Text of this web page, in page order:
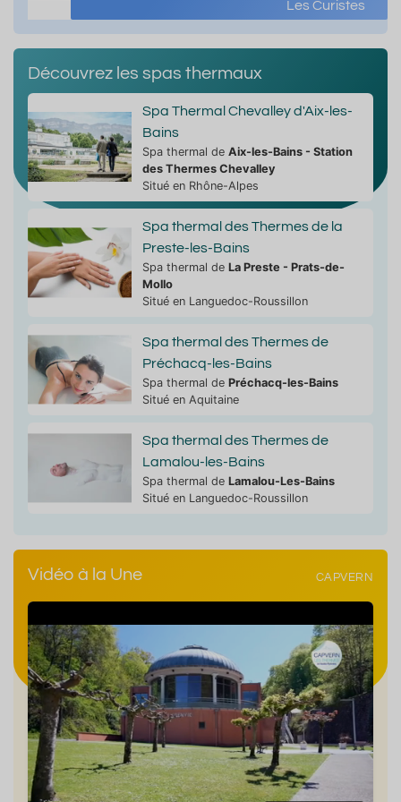
27.5°C 24.9°C
renseignée
20.8°C
Insuffisance veineuse Jambes lourdes
La mini cure thermale en double
orientation : phlébologie et rhumatologie
Les Curistes
Découvrez les spas thermaux
Spa Thermal Chevalley d'Aix-les-
Bains
Spa thermal de Aix-les-Bains - Station
des Thermes Chevalley
Situé en Rhône-Alpes
Spa thermal des Thermes de la
Preste-les-Bains
Spa thermal de La Preste - Prats-de-
Mollo
Situé en Languedoc-Roussillon
Spa thermal des Thermes de
Préchacq-les-Bains
Spa thermal de Préchacq-les-Bains
Situé en Aquitaine
Spa thermal des Thermes de
Lamalou-les-Bains
Spa thermal de Lamalou-Les-Bains
Situé en Languedoc-Roussillon
Vidéo à la Une CAPVERN